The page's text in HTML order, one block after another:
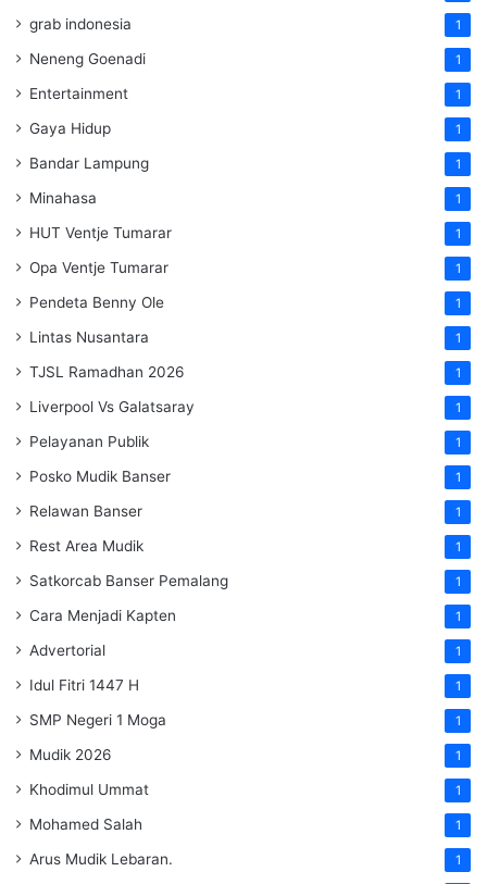
grab indonesia 1
Neneng Goenadi 1
Entertainment 1
Gaya Hidup 1
Bandar Lampung 1
Minahasa 1
HUT Ventje Tumarar 1
Opa Ventje Tumarar 1
Pendeta Benny Ole 1
Lintas Nusantara 1
TJSL Ramadhan 2026 1
Liverpool Vs Galatsaray 1
Pelayanan Publik 1
Posko Mudik Banser 1
Relawan Banser 1
Rest Area Mudik 1
Satkorcab Banser Pemalang 1
Cara Menjadi Kapten 1
Advertorial 1
Idul Fitri 1447 H 1
SMP Negeri 1 Moga 1
Mudik 2026 1
Khodimul Ummat 1
Mohamed Salah 1
Arus Mudik Lebaran. 1